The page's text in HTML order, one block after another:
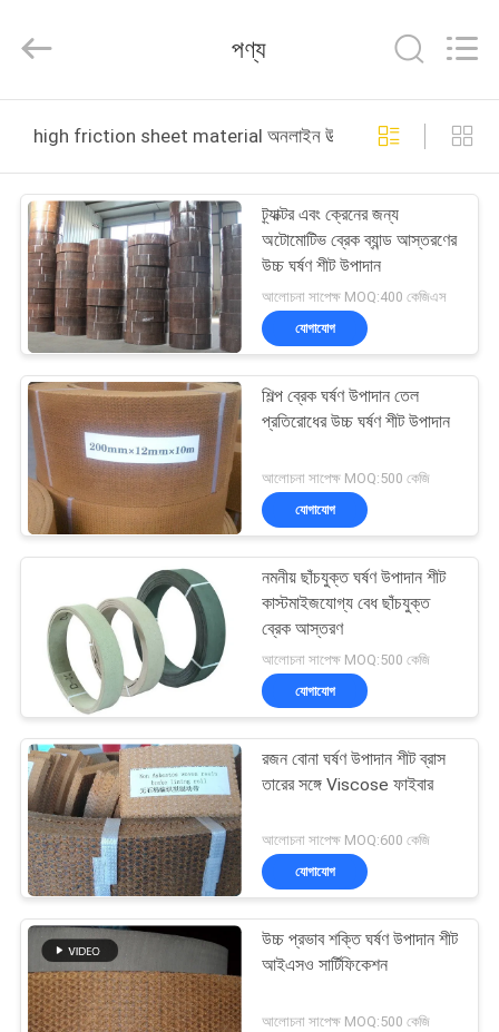
পণ্য
আমাদের
সম্পর্কে
কারখানা
ভ্রমণ
মান
নিয়ন্ত্রণ
যোগাযোগ
করুন
উদ্ধৃতির
জন্য
আবেদন
সাইট
ম্যাপ
PRIVACY
POLICY
Reserved.
পণ্য
high friction sheet material অনলাইন উত্পাদন
ট্র্যাক্টর এবং ক্রেনের জন্য
অটোমোটিভ ব্রেক ব্যান্ড আস্তরণের
উচ্চ ঘর্ষণ শীট উপাদান
আলোচনা সাপেক্ষ MOQ:400 কেজিএস
যোগাযোগ
শিল্প ব্রেক ঘর্ষণ উপাদান তেল
প্রতিরোধের উচ্চ ঘর্ষণ শীট উপাদান
আলোচনা সাপেক্ষ MOQ:500 কেজি
যোগাযোগ
নমনীয় ছাঁচযুক্ত ঘর্ষণ উপাদান শীট
কাস্টমাইজযোগ্য বেধ ছাঁচযুক্ত
ব্রেক আস্তরণ
আলোচনা সাপেক্ষ MOQ:500 কেজি
যোগাযোগ
রজন বোনা ঘর্ষণ উপাদান শীট ব্রাস
তারের সঙ্গে Viscose ফাইবার
আলোচনা সাপেক্ষ MOQ:600 কেজি
যোগাযোগ
উচ্চ প্রভাব শক্তি ঘর্ষণ উপাদান শীট
আইএসও সার্টিফিকেশন
আলোচনা সাপেক্ষ MOQ:500 কেজি